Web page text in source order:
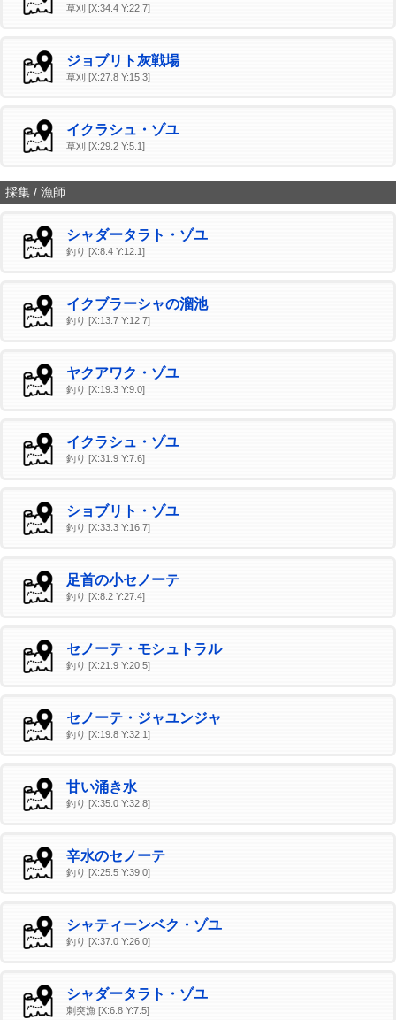
草刈 [X:34.4 Y:22.7]
ジョブリト灰戦場
草刈 [X:27.8 Y:15.3]
イクラシュ・ゾユ
草刈 [X:29.2 Y:5.1]
採集 / 漁師
シャダータラト・ゾユ
釣り [X:8.4 Y:12.1]
イクブラーシャの溜池
釣り [X:13.7 Y:12.7]
ヤクアワク・ゾユ
釣り [X:19.3 Y:9.0]
イクラシュ・ゾユ
釣り [X:31.9 Y:7.6]
ショブリト・ゾユ
釣り [X:33.3 Y:16.7]
足首の小セノーテ
釣り [X:8.2 Y:27.4]
セノーテ・モシュトラル
釣り [X:21.9 Y:20.5]
セノーテ・ジャユンジャ
釣り [X:19.8 Y:32.1]
甘い涌き水
釣り [X:35.0 Y:32.8]
辛水のセノーテ
釣り [X:25.5 Y:39.0]
シャティーンベク・ゾユ
釣り [X:37.0 Y:26.0]
シャダータラト・ゾユ
刺突漁 [X:6.8 Y:7.5]